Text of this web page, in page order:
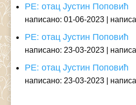
РЕ: отац Јустин Поповић
написано: 01-06-2023
РЕ: отац Јустин Поповић
написано: 23-03-2023
РЕ: отац Јустин Поповић
написано: 23-03-2023